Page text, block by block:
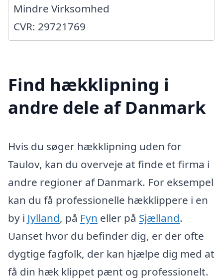
Mindre Virksomhed
CVR: 29721769
Find hækklipning i
andre dele af Danmark
Hvis du søger hækklipning uden for
Taulov, kan du overveje at finde et firma i
andre regioner af Danmark. For eksempel
kan du få professionelle hækklippere i en
by i Jylland, på Fyn eller på Sjælland.
Uanset hvor du befinder dig, er der ofte
dygtige fagfolk, der kan hjælpe dig med at
få din hæk klippet pænt og professionelt.